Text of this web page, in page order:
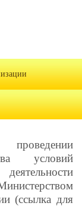
осуществления
условий
(ссылка для